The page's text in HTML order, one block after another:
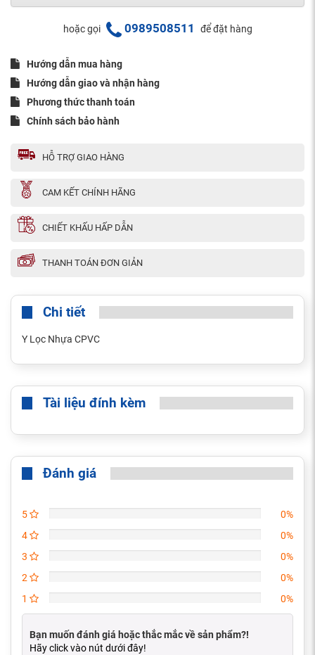
hoặc gọi 0989508511 để đặt hàng
Hướng dẫn mua hàng
Hướng dẫn giao và nhận hàng
Phương thức thanh toán
Chính sách bảo hành
HỖ TRỢ GIAO HÀNG
CAM KẾT CHÍNH HÃNG
CHIẾT KHẤU HẤP DẪN
THANH TOÁN ĐƠN GIẢN
Chi tiết
Y Lọc Nhựa CPVC
Tài liệu đính kèm
Đánh giá
5
0%
4
0%
3
0%
2
0%
1
0%
Bạn muốn đánh giá hoặc thắc mắc về sản phẩm?!
Hãy click vào nút dưới đây!